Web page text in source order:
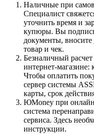
Наличные при
Специалист
уточнить время и
купюры. Вы
документы, вносите
товар и чек.
Безналичный
интернет-
Чтобы оплатить
сервер системы
карты, срок
ЮMoney при
система
сервиса. Здесь
инструкции.